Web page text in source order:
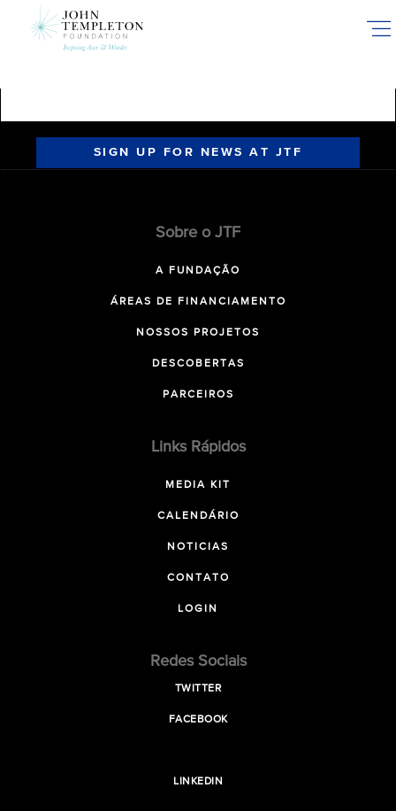
SIGN UP FOR NEWS AT JTF
Sobre o JTF
A FUNDAÇÃO
ÁREAS DE FINANCIAMENTO
NOSSOS PROJETOS
DESCOBERTAS
PARCEIROS
Links Rápidos
MEDIA KIT
CALENDÁRIO
NOTICIAS
CONTATO
LOGIN
Redes Sociais
TWITTER
FACEBOOK
LINKEDIN